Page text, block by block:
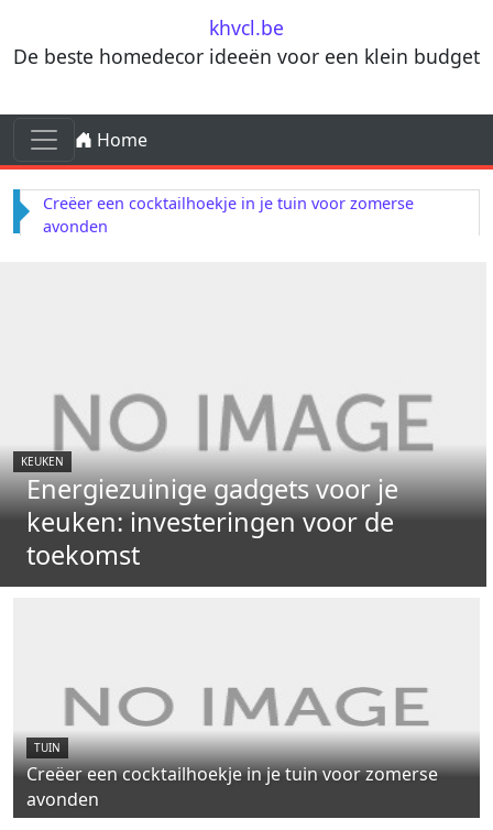
khvcl.be
De beste homedecor ideeën voor een klein budget
Skip to content
Main Navigation
Home
Creëer een cocktailhoekje in je tuin voor zomerse
avonden
KEUKEN
Energiezuinige gadgets voor je
keuken: investeringen voor de
toekomst
TUIN
Creëer een cocktailhoekje in je tuin voor zomerse
avonden